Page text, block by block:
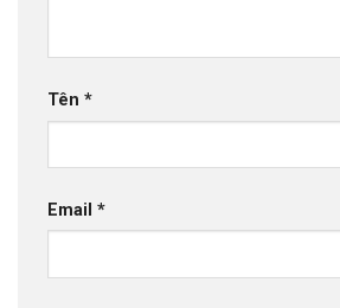
Tên *
Email *